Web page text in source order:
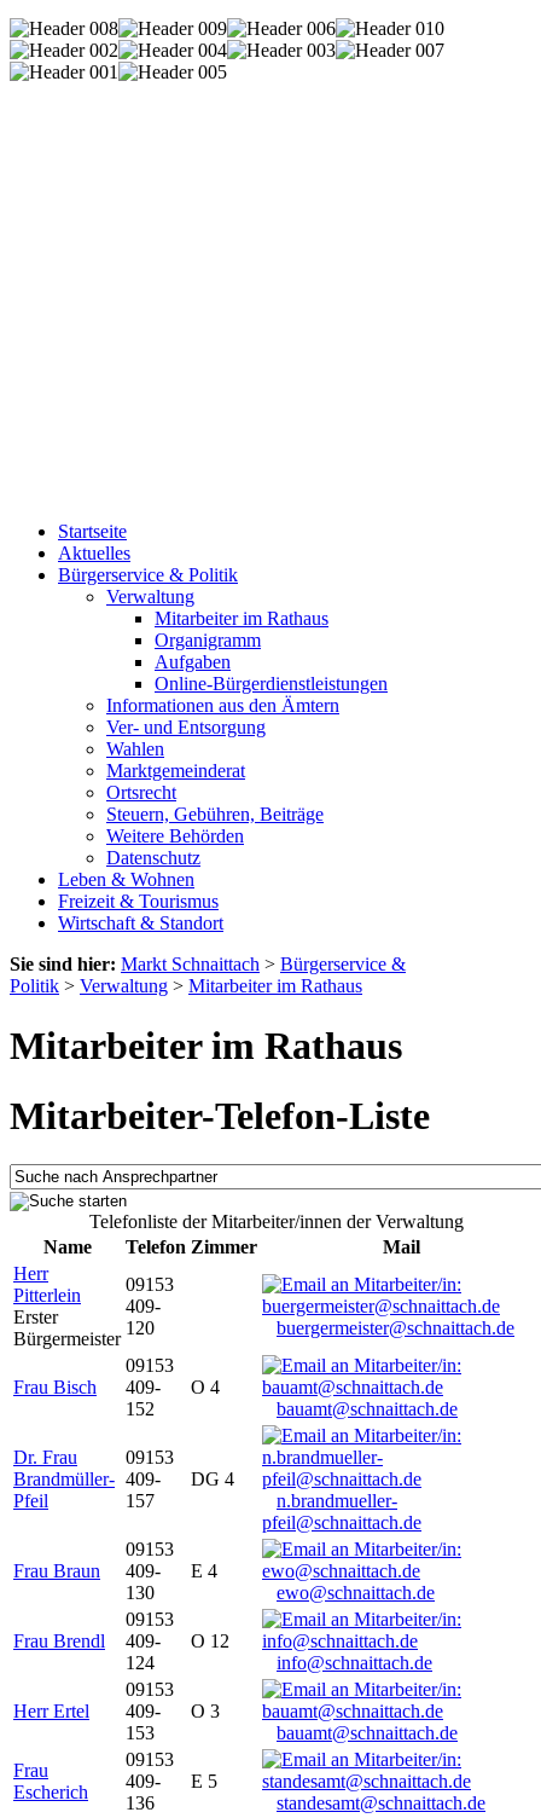
Startseite
Aktuelles
Bürgerservice & Politik
Verwaltung
Mitarbeiter im Rathaus
Organigramm
Aufgaben
Online-Bürgerdienstleistungen
Informationen aus den Ämtern
Ver- und Entsorgung
Wahlen
Marktgemeinderat
Ortsrecht
Steuern, Gebühren, Beiträge
Weitere Behörden
Datenschutz
Leben & Wohnen
Freizeit & Tourismus
Wirtschaft & Standort
Sie sind hier: Markt Schnaittach > Bürgerservice &
Politik > Verwaltung > Mitarbeiter im Rathaus
Mitarbeiter im Rathaus
Mitarbeiter-Telefon-Liste
Telefonliste der Mitarbeiter/innen der Verwaltung
Name
Telefon Zimmer
Mail
Herr
Pitterlein
Erster
Bürgermeister
09153
409-
120
buergermeister@schnaittach.de
Frau Bisch
09153
409-
152
O 4
bauamt@schnaittach.de
Dr. Frau
Brandmüller-
Pfeil
09153
409-
157
DG 4
n.brandmueller-
pfeil@schnaittach.de
Frau Braun
09153
409-
130
E 4
ewo@schnaittach.de
Frau Brendl
09153
409-
124
O 12
info@schnaittach.de
Herr Ertel
09153
409-
153
O 3
bauamt@schnaittach.de
Frau
Escherich
09153
409-
136
E 5
standesamt@schnaittach.de